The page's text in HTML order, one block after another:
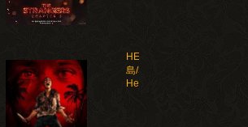
HELP 復讐
島/Send
Help(2026)